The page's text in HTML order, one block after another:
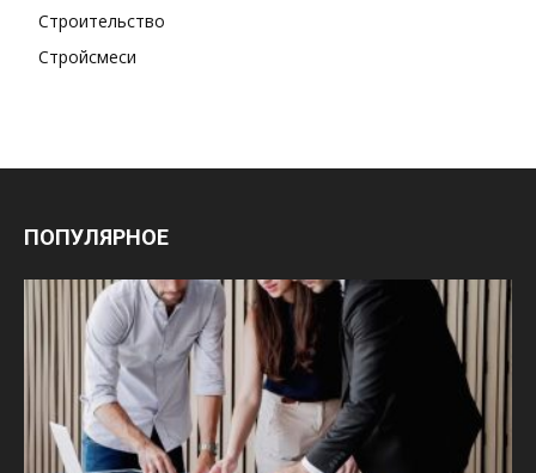
Строительство
Стройсмеси
ПОПУЛЯРНОЕ